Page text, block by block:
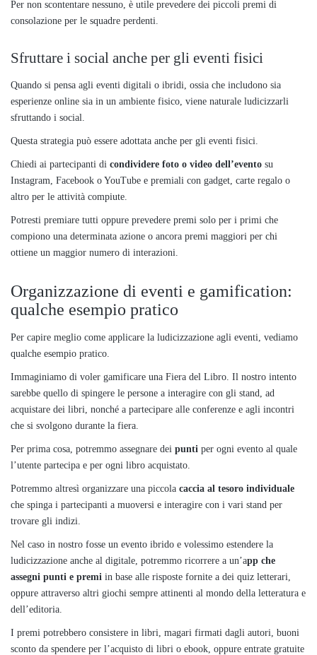
Per non scontentare nessuno, è utile prevedere dei piccoli premi di
consolazione per le squadre perdenti.
Sfruttare i social anche per gli eventi fisici
Quando si pensa agli eventi digitali o ibridi, ossia che includono sia
esperienze online sia in un ambiente fisico, viene naturale ludicizzarli
sfruttando i social.
Questa strategia può essere adottata anche per gli eventi fisici.
Chiedi ai partecipanti di condividere foto o video dell’evento su
Instagram, Facebook o YouTube e premiali con gadget, carte regalo o
altro per le attività compiute.
Potresti premiare tutti oppure prevedere premi solo per i primi che
compiono una determinata azione o ancora premi maggiori per chi
ottiene un maggior numero di interazioni.
Organizzazione di eventi e gamification:
qualche esempio pratico
Per capire meglio come applicare la ludicizzazione agli eventi, vediamo
qualche esempio pratico.
Immaginiamo di voler gamificare una Fiera del Libro. Il nostro intento
sarebbe quello di spingere le persone a interagire con gli stand, ad
acquistare dei libri, nonché a partecipare alle conferenze e agli incontri
che si svolgono durante la fiera.
Per prima cosa, potremmo assegnare dei punti per ogni evento al quale
l’utente partecipa e per ogni libro acquistato.
Potremmo altresì organizzare una piccola caccia al tesoro individuale
che spinga i partecipanti a muoversi e interagire con i vari stand per
trovare gli indizi.
Nel caso in nostro fosse un evento ibrido e volessimo estendere la
ludicizzazione anche al digitale, potremmo ricorrere a un’app che
assegni punti e premi in base alle risposte fornite a dei quiz letterari,
oppure attraverso altri giochi sempre attinenti al mondo della letteratura e
dell’editoria.
I premi potrebbero consistere in libri, magari firmati dagli autori, buoni
sconto da spendere per l’acquisto di libri o ebook, oppure entrate gratuite